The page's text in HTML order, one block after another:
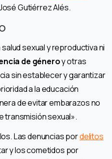
Gutiérrez Alés.
sexual y reproductiva ni
de géneroy otras
sin establecer y garantizar
a la educación
de evitar embarazos no
transmisión sexual».
Las denuncias pordelitos
y los cometidos por